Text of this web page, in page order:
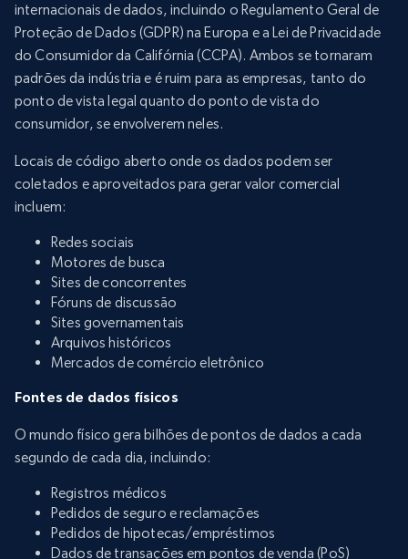
internacionais de dados, incluindo o Regulamento Geral de
Proteção de Dados (GDPR) na Europa e a Lei de Privacidade
do Consumidor da Califórnia (CCPA). Ambos se tornaram
padrões da indústria e é ruim para as empresas, tanto do
ponto de vista legal quanto do ponto de vista do
consumidor, se envolverem neles.
Locais de código aberto onde os dados podem ser
coletados e aproveitados para gerar valor comercial
incluem:
Redes sociais
Motores de busca
Sites de concorrentes
Fóruns de discussão
Sites governamentais
Arquivos históricos
Mercados de comércio eletrônico
Fontes de dados físicos
O mundo físico gera bilhões de pontos de dados a cada
segundo de cada dia, incluindo:
Registros médicos
Pedidos de seguro e reclamações
Pedidos de hipotecas/empréstimos
Dados de transações em pontos de venda (PoS)